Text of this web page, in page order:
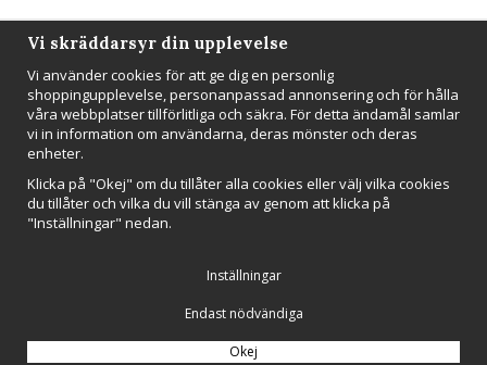
Följ oss
Anmäl mig
Drift & produktion:Wikinggruppen
Vi skräddarsyr din upplevelse
Vi använder cookies för att ge dig en personlig
shoppingupplevelse, personanpassad annonsering och för hålla
våra webbplatser tillförlitliga och säkra. För detta ändamål samlar
vi in information om användarna, deras mönster och deras
enheter.
Klicka på "Okej" om du tillåter alla cookies eller välj vilka cookies
du tillåter och vilka du vill stänga av genom att klicka på
"Inställningar" nedan.
Inställningar
Endast nödvändiga
Okej